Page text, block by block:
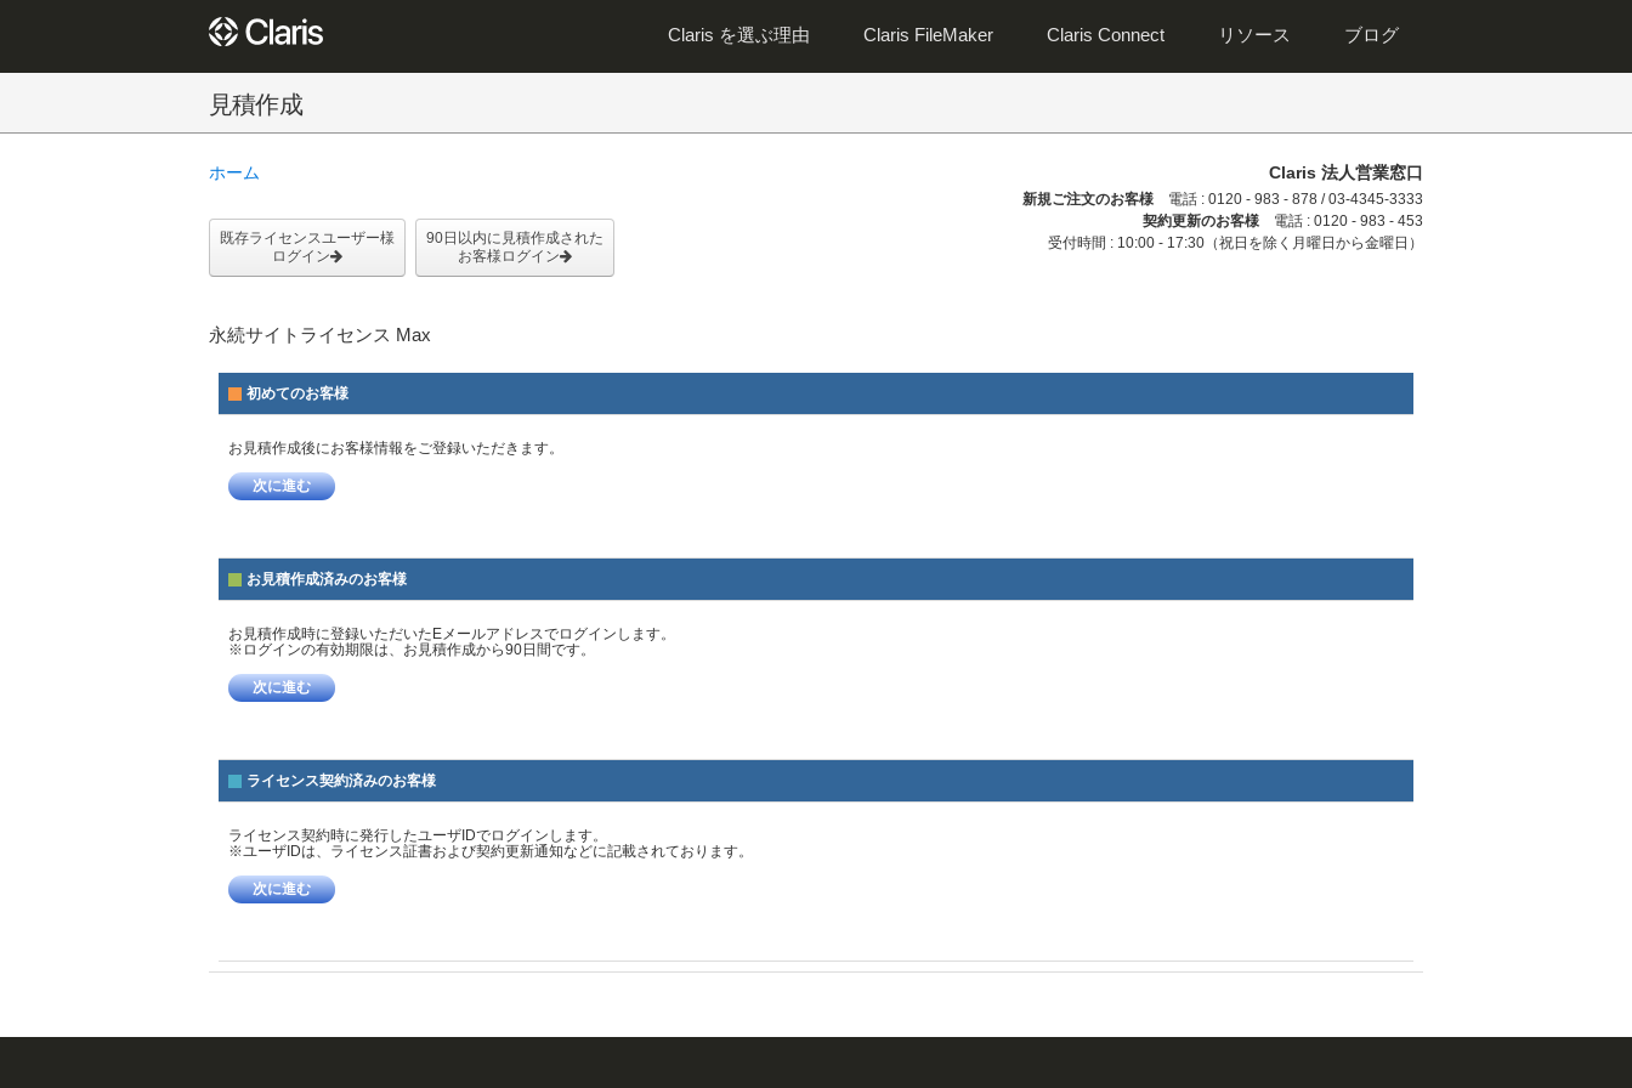
Claris を選ぶ理由 Claris FileMaker Claris Connect リソース ブログ
見積作成
ホーム
既存ライセンスユーザー様
ログイン
90日以内に見積作成された
お客様ログイン
Claris 法人営業窓口
新規ご注文のお客様 電話 : 0120 - 983 - 878 / 03-4345-3333
契約更新のお客様 電話 : 0120 - 983 - 453
受付時間 : 10:00 - 17:30（祝日を除く月曜日から金曜日）
永続サイトライセンス Max
初めてのお客様
お見積作成後にお客様情報をご登録いただきます。
お見積作成済みのお客様
お見積作成時に登録いただいたEメールアドレスでログインします。
※ログインの有効期限は、お見積作成から90日間です。
次に進む
ライセンス契約済みのお客様
ライセンス契約時に発行したユーザIDでログインします。
※ユーザIDは、ライセンス証書および契約更新通知などに記載されております。
次に進む